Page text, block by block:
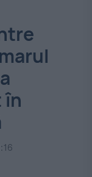
în